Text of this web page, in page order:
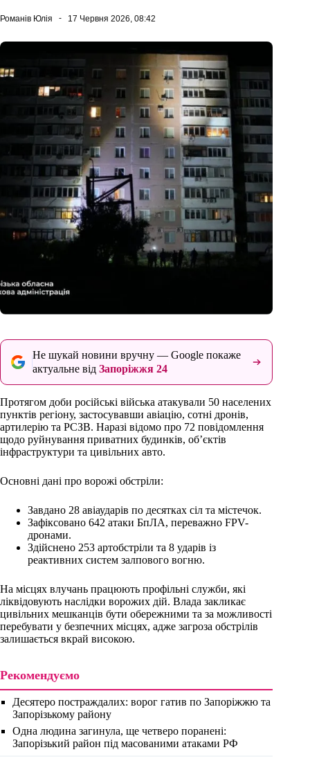
Романів Юлія 17 Червня 2026, 08:42
Не шукай новини вручну — Google покаже
актуальне від Запоріжжя 24
Протягом доби російські війська атакували 50 населених
пунктів регіону, застосувавши авіацію, сотні дронів,
артилерію та РСЗВ. Наразі відомо про 72 повідомлення
щодо руйнування приватних будинків, об’єктів
інфраструктури та цивільних авто.
Основні дані про ворожі обстріли:
Завдано 28 авіаударів по десятках сіл та містечок.
Зафіксовано 642 атаки БпЛА, переважно FPV-
дронами.
Здійснено 253 артобстріли та 8 ударів із
реактивних систем залпового вогню.
На місцях влучань працюють профільні служби, які
ліквідовують наслідки ворожих дій. Влада закликає
цивільних мешканців бути обережними та за можливості
перебувати у безпечних місцях, адже загроза обстрілів
залишається вкрай високою.
Рекомендуємо
Десятеро постраждалих: ворог гатив по Запоріжжю та
Запорізькому району
Одна людина загинула, ще четверо поранені:
Запорізький район під масованими атаками РФ